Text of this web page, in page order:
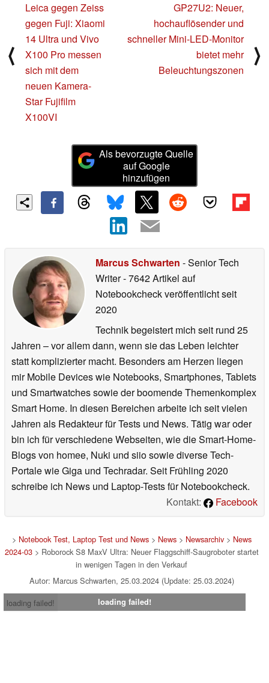
⟨
Leica gegen Zeiss
gegen Fuji: Xiaomi
14 Ultra und Vivo
X100 Pro messen
sich mit dem
neuen Kamera-
Star Fujifilm
X100VI
GP27U2: Neuer,
hochauflösender und
schneller Mini-LED-Monitor
bietet mehr
Beleuchtungszonen
⟩
Als bevorzugte Quelle
auf Google
hinzufügen
Marcus Schwarten - Senior Tech
Writer- 7642 Artikel auf
Notebookcheck veröffentlichtseit
2020
Technik begeistert mich seit rund 25
Jahren – vor allem dann, wenn sie das Leben leichter
statt komplizierter macht. Besonders am Herzen liegen
mir Mobile Devices wie Notebooks, Smartphones, Tablets
und Smartwatches sowie der boomende Themenkomplex
Smart Home. In diesen Bereichen arbeite ich seit vielen
Jahren als Redakteur für Tests und News. Tätig war oder
bin ich für verschiedene Webseiten, wie die Smart-Home-
Blogs von homee, Nuki und siio sowie diverse Tech-
Portale wie Giga und Techradar. Seit Frühling 2020
schreibe ich News und Laptop-Tests für Notebookcheck.
Kontakt:
Facebook
> Notebook Test, Laptop Test und News> News> Newsarchiv> News
2024-03> Roborock S8 MaxV Ultra: Neuer Flaggschiff-Saugroboter startet
in wenigen Tagen in den Verkauf
Autor: Marcus Schwarten, 25.03.2024 (Update: 25.03.2024)
loading failed!
loading failed!